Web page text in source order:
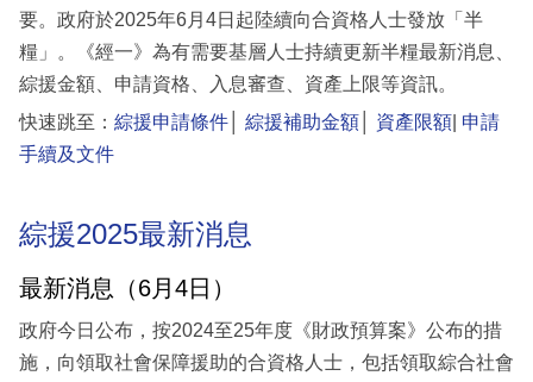
要。政府於2025年6月4日起陸續向合資格人士發放「半
糧」。《經一》為有需要基層人士持續更新半糧最新消息、
綜援金額、申請資格、入息審查、資產上限等資訊。
快速跳至： 綜援申請條件 綜援補助金額 資產限額 申請
手續及文件
綜援2025最新消息
最新消息（6月4日）
政府今日公布，按2024至25年度《財政預算案》公布的措
施，向領取社會保障援助的合資格人士，包括領取綜合社會